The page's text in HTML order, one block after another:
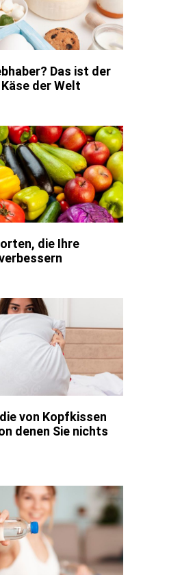
Das ist der
der Welt
die Ihre
von Kopfkissen
denen Sie nichts